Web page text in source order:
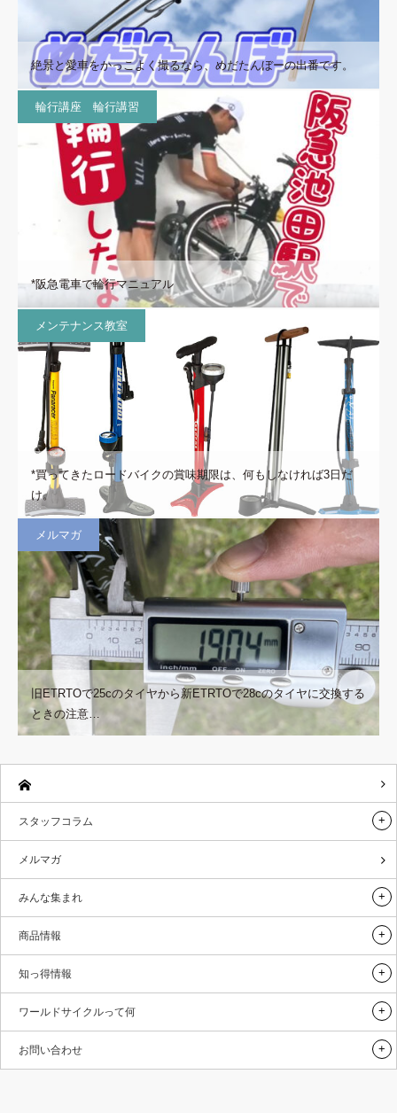
絶景と愛車をかっこよく撮るなら、めだたんぼーの出番です。
輪行講座 輪行講習
*阪急電車で輪行マニュアル
メンテナンス教室
*買ってきたロードバイクの賞味期限は、何もしなければ3日だ
け。
メルマガ
旧ETRTOで25cのタイヤから新ETRTOで28cのタイヤに交換する
ときの注意…
スタッフコラム
メルマガ
みんな集まれ
商品情報
知っ得情報
ワールドサイクルって何
お問い合わせ